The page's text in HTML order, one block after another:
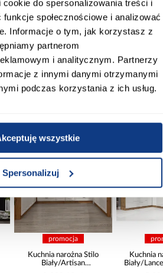
do spersonalizowania treści i
społecznościowe i analizować
Informacje o tym, jak korzystasz z
partnerom
i analitycznym. Partnerzy
z innymi danymi otrzymanymi
podczas korzystania z ich usług.
wszystkie
Spersonalizuj
Zobacz więcej >
PORÓWNAJ
promocja
Kuchnia narożna Stilo
Biały/Artisan
Kuchnia
Biały/